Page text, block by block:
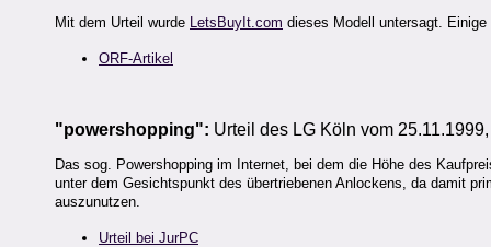
Mit dem Urteil wurde LetsBuyIt.com dieses Modell untersagt.
ORF-Artikel
"powershopping": Urteil des LG Köln vom
Das sog. Powershopping im Internet, bei dem die Höhe des
unter dem Gesichtspunkt des übertriebenen Anlockens, da damit
auszunutzen.
Urteil bei JurPC